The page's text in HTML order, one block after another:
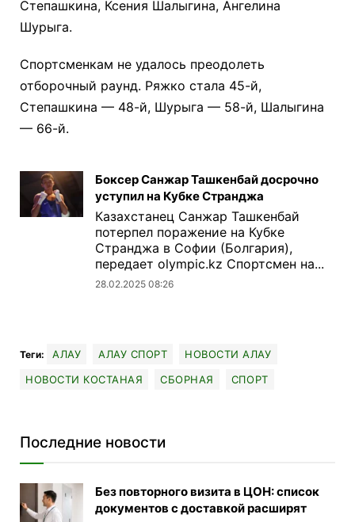
Степашкина, Ксения Шалыгина, Ангелина
Шурыга.
Спортсменкам не удалось преодолеть
отборочный раунд. Ряжко стала 45-й,
Степашкина — 48-й, Шурыга — 58-й, Шалыгина
— 66-й.
Боксер Санжар Ташкенбай досрочно
уступил на Кубке Странджа
Казахстанец Санжар Ташкенбай
потерпел поражение на Кубке
Странджа в Софии (Болгария),
передает olympic.kz Спортсмен на...
28.02.2025 08:26
Теги: АЛАУ АЛАУ СПОРТ
НОВОСТИ АЛАУ
НОВОСТИ КОСТАНАЯ
СБОРНАЯ СПОРТ
Последние новости
Без повторного визита в ЦОН: список
документов с доставкой расширят